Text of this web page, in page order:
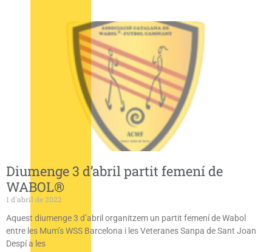
Diumenge 3 d’abril partit femení de
WABOL®
1 d'abril de 2022
Aquest diumenge 3 d’abril organitzem un partit femení de Wabol
entre les Mum’s WSS Barcelona i les Veteranes Sanpa de Sant Joan
Despí a les